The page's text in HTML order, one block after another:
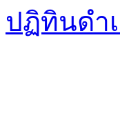
ปฏิทินดำ